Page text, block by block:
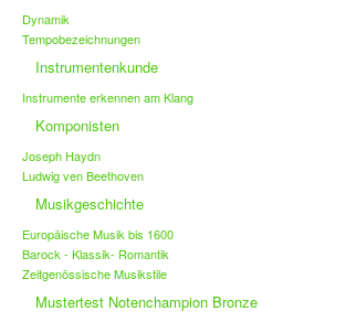
Dynamik
Tempobezeichnungen
Instrumentenkunde
Instrumente erkennen am Klang
Komponisten
Joseph Haydn
Ludwig ven Beethoven
Musikgeschichte
Europäische Musik bis 1600
Barock - Klassik- Romantik
Zeitgenössische Musikstile
Mustertest Notenchampion Bronze